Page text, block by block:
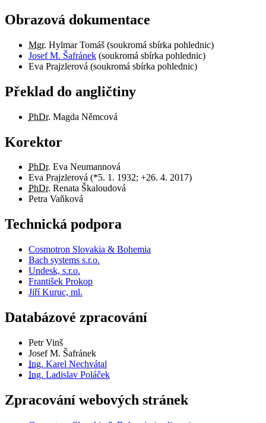
Obrazová dokumentace
Mgr. Hylmar Tomáš (soukromá sbírka pohlednic)
Josef M. Šafránek (soukromá sbírka pohlednic)
Eva Prajzlerová (soukromá sbírka pohlednic)
Překlad do angličtiny
PhDr. Magda Němcová
Korektor
PhDr. Eva Neumannová
Eva Prajzlerová (*5. 1. 1932; +26. 4. 2017)
PhDr. Renata Škaloudová
Petra Vaňková
Technická podpora
Cosmotron Slovakia & Bohemia
Bach systems s.r.o.
Undesk, s.r.o.
František Prokop
Jiří Kuruc, ml.
Databázové zpracování
Petr Vinš
Josef M. Šafránek
Ing. Karel Nechvátal
Ing. Ladislav Poláček
Zpracování webových stránek